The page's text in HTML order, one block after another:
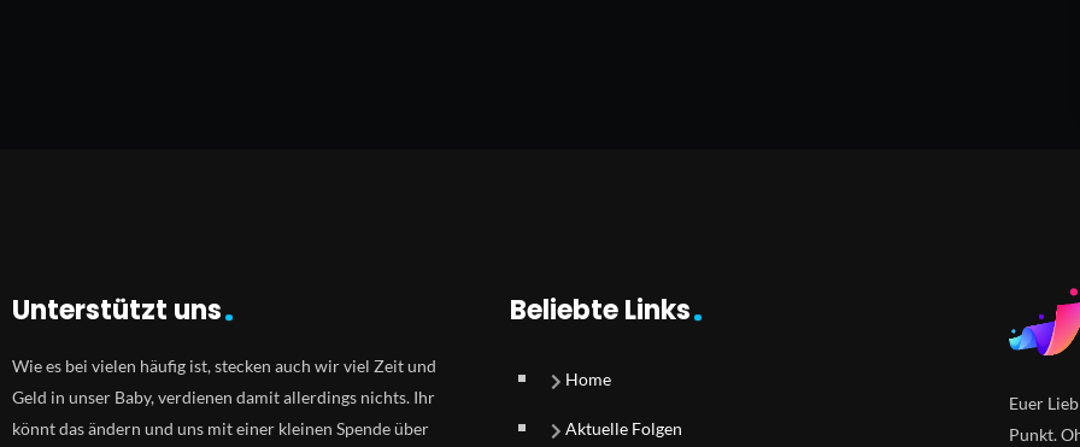
Unterstützt uns
Wie es bei vielen häufig ist, stecken auch wir viel Zeit und
Geld in unser Baby, verdienen damit allerdings nichts. Ihr
könnt das ändern und uns mit einer kleinen Spende über
Beliebte Links
Home
Aktuelle Folgen
Euer
Punkt.